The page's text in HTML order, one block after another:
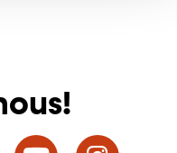
LinkedInYouTube